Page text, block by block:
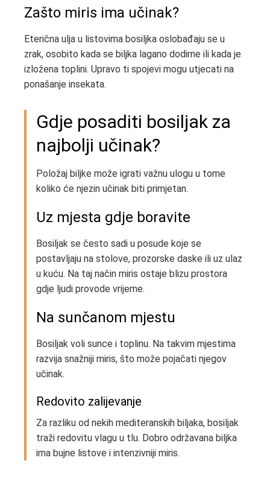
Zašto miris ima učinak?
Eterična ulja u listovima bosiljka oslobađaju se u
zrak, osobito kada se biljka lagano dodirne ili kada je
izložena toplini. Upravo ti spojevi mogu utjecati na
ponašanje insekata.
Gdje posaditi bosiljak za
najbolji učinak?
Položaj biljke može igrati važnu ulogu u tome
koliko će njezin učinak biti primjetan.
Uz mjesta gdje boravite
Bosiljak se često sadi u posude koje se
postavljaju na stolove, prozorske daske ili uz ulaz
u kuću. Na taj način miris ostaje blizu prostora
gdje ljudi provode vrijeme.
Na sunčanom mjestu
Bosiljak voli sunce i toplinu. Na takvim mjestima
razvija snažniji miris, što može pojačati njegov
učinak.
Redovito zalijevanje
Za razliku od nekih mediteranskih biljaka, bosiljak
traži redovitu vlagu u tlu. Dobro održavana biljka
ima bujne listove i intenzivniji miris.